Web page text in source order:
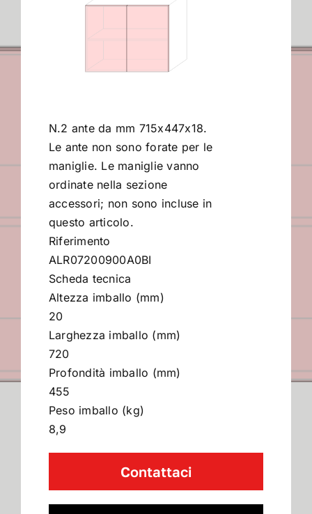
Lavora con Noi
Contatti
N.2 ante da mm 715x447x18.
Le ante non sono forate per le
maniglie. Le maniglie vanno
ordinate nella sezione
accessori; non sono incluse in
questo articolo.
Riferimento
ALR07200900A0BI
Scheda tecnica
Altezza imballo (mm)
20
Larghezza imballo (mm)
720
Profondità imballo (mm)
455
Peso imballo (kg)
8,9
Contattaci